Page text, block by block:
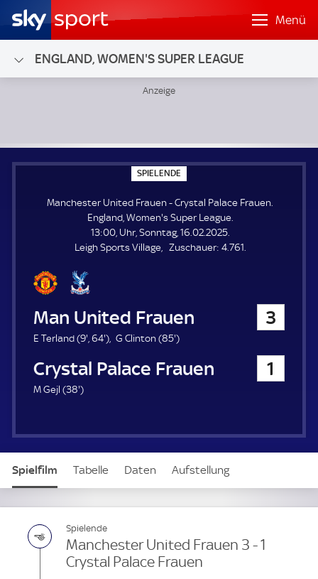
Menü
ENGLAND, WOMEN'S SUPER LEAGUE
SPIELENDE
P
E
E
N
E
Manchester United Frauen - Crystal Palace Frauen.
England, Women's Super League.
13:00, Uhr, Sonntag, 16.02.2025.
Leigh Sports Village
Zuschauer: Z
4.761.
Manchester United Frauen 3
E Terland (9'9
m
e
,64'6
.
t
e
) G Clinton (85'8
.
t
e
)
Crystal Palace Frauen 1
M Gejl (38'3
u
t
)
Spielfilm Tabelle Daten Aufstellung
Spielende
Manchester United Frauen 3 - 1
Crystal Palace Frauen